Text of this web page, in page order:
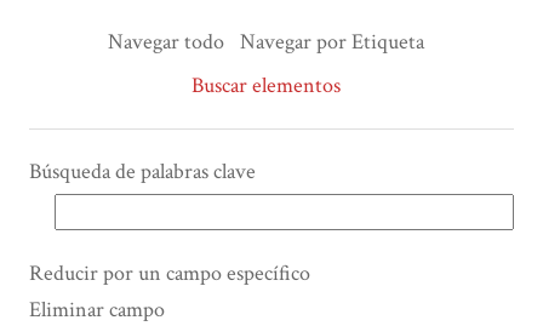
Navegar todo Navegar por Etiqueta
Buscar elementos
Búsqueda de palabras clave
Number
Reducir por un campo específico
Search Property
Tipo de búsqueda
Términos de búsqueda
Ensamblador de Búsqueda
Eliminar campo